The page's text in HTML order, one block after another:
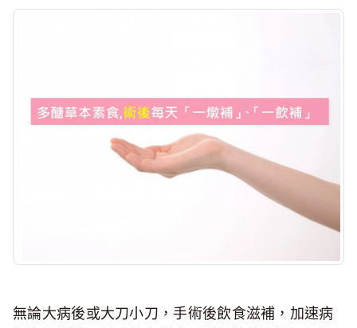
無論大病後或大刀小刀，手術後飲食滋補，加速病